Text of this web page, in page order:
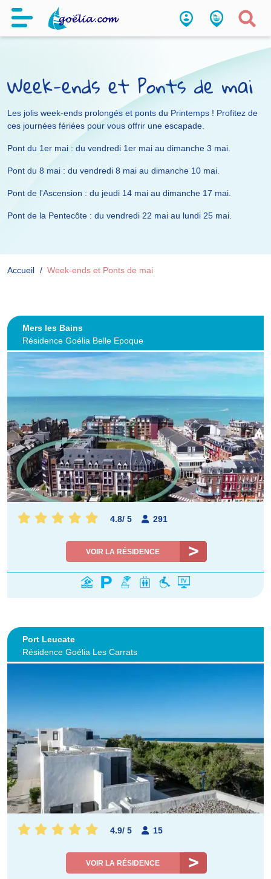
Week-ends et Ponts de mai
Les jolis week-ends prolongés et ponts du Printemps ! Profitez de
ces journées fériées pour vous offrir une escapade.
Pont du 1er mai : du vendredi 1er mai au dimanche 3 mai.
Pont du 8 mai : du vendredi 8 mai au dimanche 10 mai.
Pont de l'Ascension : du jeudi 14 mai au dimanche 17 mai.
Pont de la Pentecôte : du vendredi 22 mai au lundi 25 mai.
Accueil Week-ends et Ponts de mai
Mers les Bains
Résidence Goélia Belle Epoque
4.8/ 5 291
VOIR LA RÉSIDENCE
Port Leucate
Résidence Goélia Les Carrats
4.9/ 5 15
VOIR LA RÉSIDENCE